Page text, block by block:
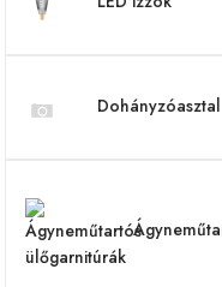
Dohányzóasztal